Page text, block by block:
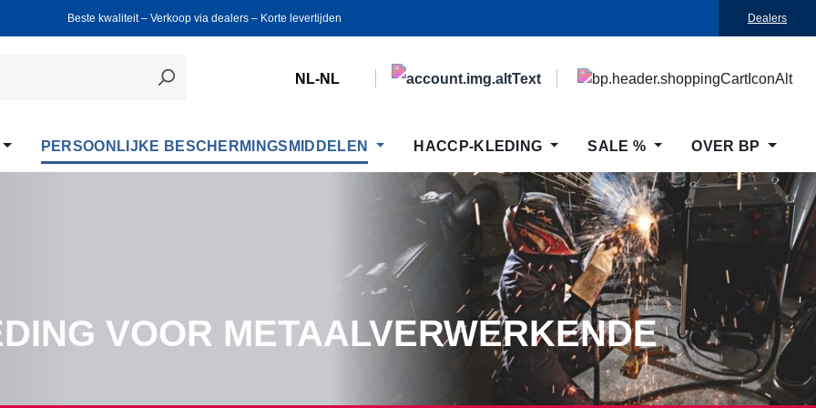
Beste kwaliteit ‒ Verkoop via dealers ‒ Korte levertijden Dealers
NL-NL
PERSOONLIJKE BESCHERMINGSMIDDELEN HACCP-KLEDING SALE % OVER BP
VOOR METAALVERWERKENDE